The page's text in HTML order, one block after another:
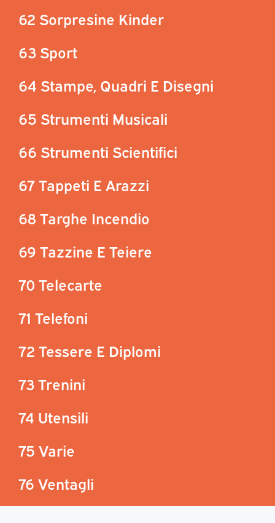
62 Sorpresine Kinder
63 Sport
64 Stampe, Quadri E Disegni
65 Strumenti Musicali
66 Strumenti Scientifici
67 Tappeti E Arazzi
68 Targhe Incendio
69 Tazzine E Teiere
70 Telecarte
71 Telefoni
72 Tessere E Diplomi
73 Trenini
74 Utensili
75 Varie
76 Ventagli